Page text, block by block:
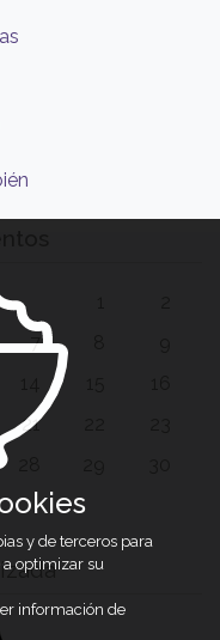
7
21
y de terceros para
optimizar su
información de